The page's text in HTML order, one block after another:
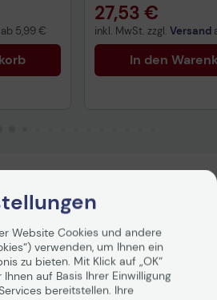
ab 5,99 €
27,53 €
inkl. MwSt. zzgl. Versand
In den
Website Cookies und andere
verwenden, um Ihnen ein
zu bieten. Mit Klick auf „OK“
auf Basis Ihrer Einwilligung
bereitstellen. Ihre